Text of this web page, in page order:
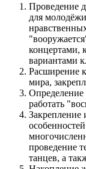
Проведение
для
концертами,
вариантами
Расширение
мира,
Определение
работать
Закрепление
проведение
танцев, а